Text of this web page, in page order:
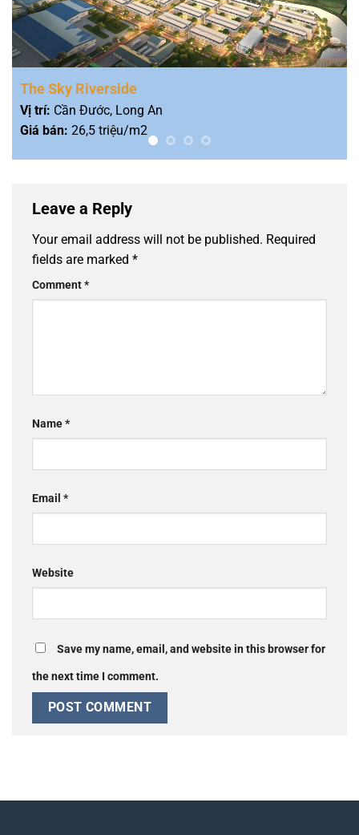
The Sky Riverside
Vị trí: Cần Đước, Long An
Giá bán: 26,5 triệu/m2
Leave a Reply
Your email address will not be published. Required
fields are marked *
Comment*
Name*
Email *
Website
Save my name, email, and website in this browser for
the next time I comment.